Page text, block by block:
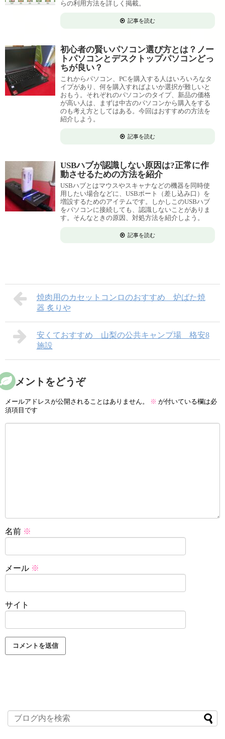
らの利用方法を詳しく掲載。
記事を読む
初心者の賢いパソコン選び方とは？ノー
トパソコンとデスクトップパソコンどっ
ちが良い？
これからパソコン、PCを購入する人はいろいろなタ
イプがあり、何を購入すればよいか選択が難しいと
おもう。それぞれのパソコンのタイプ、新品の価格
が高い人は、まずは中古のパソコンから購入をする
のも考え方としてはある。今回はおすすめの方法を
紹介しよう。
記事を読む
USBハブが認識しない原因は?正常に作
動させるための方法を紹介
USBハブとはマウスやスキャナなどの機器を同時使
用したい場合などに、USBポート（差し込み口）を
増設するためのアイテムです。しかしこのUSBハブ
をパソコンに接続しても、認識しないことがありま
す。そんなときの原因、対処方法を紹介しよう。
記事を読む
焼肉用のカセットコンロのおすすめ 炉ばた焼
器 炙りや
安くておすすめ 山梨の公共キャンプ場 格安8
施設
コメントをどうぞ
メールアドレスが公開されることはありません。 ※ が付いている欄は必
須項目です
名前 ※
メール ※
サイト